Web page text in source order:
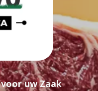
uw Zaak